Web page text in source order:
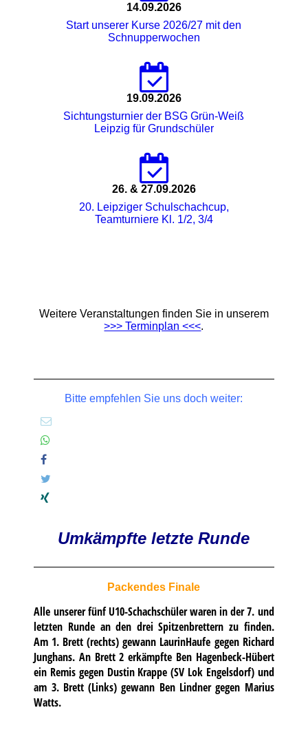
14.09.2026
Start unserer Kurse 2026/27 mit den
Schnupperwochen
19.09.2026
Sichtungsturnier der BSG Grün-Weiß
Leipzig für Grundschüler
26. & 27.09.2026
20. Leipziger Schulschachcup,
Teamturniere Kl. 1/2, 3/4
Weitere Veranstaltungen finden Sie in unserem
>>> Terminplan <<<.
Bitte empfehlen Sie uns doch weiter:
Umkämpfte letzte Runde
Packendes Finale
Alle unserer fünf U10-Schachschüler waren in der 7. und
letzten Runde an den drei Spitzenbrettern zu finden.
Am 1. Brett (rechts) gewann LaurinHaufe gegen Richard
Junghans. An Brett 2 erkämpfte Ben Hagenbeck-Hübert
ein Remis gegen Dustin Krappe (SV Lok Engelsdorf) und
am 3. Brett (Links) gewann Ben Lindner gegen Marius
Watts.